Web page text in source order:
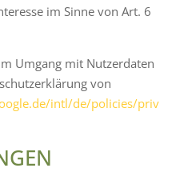
im Sinne von Art. 6
Umgang mit Nutzerdaten
von
intl/de/policies/priv